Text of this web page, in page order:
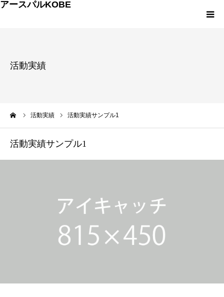
アースパルKOBE
活動実績
活動実績 活動実績サンプル1
活動実績サンプル1
アースパルKOBEとは
各種申込・お問合せ